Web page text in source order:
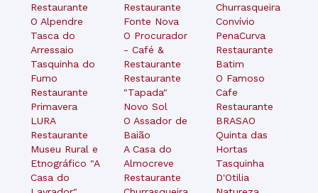
Restaurante
O Alpendre
Tasca do
Arressaio
Tasquinha do
Fumo
Restaurante
Primavera
LURA
Restaurante
Museu Rural e
Etnográfico "A
Casa do
Restaurante
Fonte Nova
O Procurador
- Café &
Restaurante
Restaurante
"Tapada"
Novo Sol
O Assador de
Baião
A Casa do
Almocreve
Restaurante
Churrasqueira
Convívio
PenaCurva
Restaurante
Batim
O Famoso
Cafe
Restaurante
BRASAO
Quinta das
Hortas
Tasquinha
D'Otilia